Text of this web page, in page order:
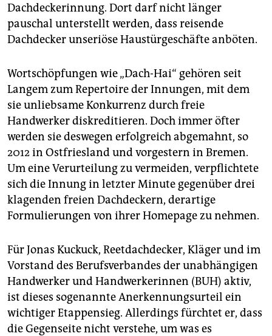
Dachdeckerinnung. Dort darf nicht länger
pauschal unterstellt werden, dass reisende
Dachdecker unseriöse Haustürgeschäfte anböten.
Wortschöpfungen wie „Dach-Hai“ gehören seit
Langem zum Repertoire der Innungen, mit dem
sie unliebsame Konkurrenz durch freie
Handwerker diskreditieren. Doch immer öfter
werden sie deswegen erfolgreich abgemahnt, so
2012 in Ostfriesland und vorgestern in Bremen.
Um eine Verurteilung zu vermeiden, verpflichtete
sich die Innung in letzter Minute gegenüber drei
klagenden freien Dachdeckern, derartige
Formulierungen von ihrer Homepage zu nehmen.
Für Jonas Kuckuck, Reetdachdecker, Kläger und im
Vorstand des Berufsverbandes der unabhängigen
Handwerker und Handwerkerinnen (BUH) aktiv,
ist dieses sogenannte Anerkennungsurteil ein
wichtiger Etappensieg. Allerdings fürchtet er, dass
die Gegenseite nicht verstehe, um was es